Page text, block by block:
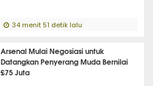
34 menit 51 detik lalu
Arsenal Mulai Negosiasi untuk
Datangkan Penyerang Muda Bernilai
£75 Juta